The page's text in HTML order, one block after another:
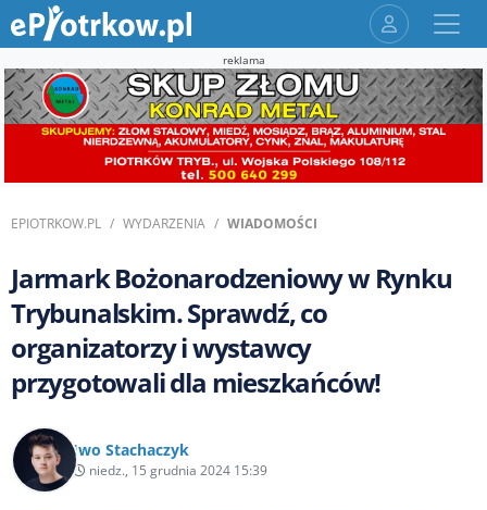
reklama
EPIOTRKOW.PL WYDARZENIA WIADOMOŚCI
Jarmark Bożonarodzeniowy w Rynku
Trybunalskim. Sprawdź, co
organizatorzy i wystawcy
przygotowali dla mieszkańców!
Iwo Stachaczyk
niedz., 15 grudnia 2024 15:39